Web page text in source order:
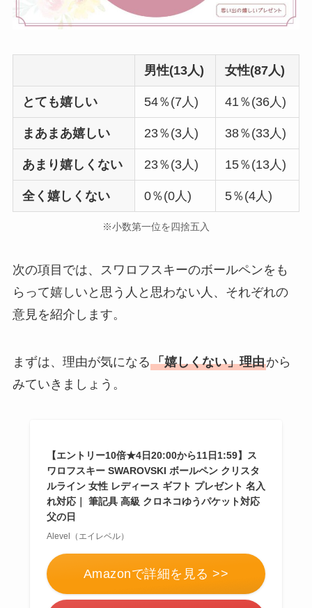
男性(13人) 女性(87人)
とても嬉しい 54％(7人) 41％(36人)
まあまあ嬉しい 23％(3人) 38％(33人)
あまり嬉しくない 23％(3人) 15％(13人)
全く嬉しくない 0％(0人) 5％(4人)
※小数第一位を四捨五入
次の項目では、スワロフスキーのボールペンをも
らって嬉しいと思う人と思わない人、それぞれの
意見を紹介します。
まずは、理由が気になる「嬉しくない」理由から
みていきましょう。
【エントリー10倍★4日20:00から11日1:59】ス
ワロフスキー SWAROVSKI ボールペン クリスタ
ルライン 女性 レディース ギフト プレゼント 名入
れ対応｜ 筆記具 高級 クロネコゆうパケット対応
父の日
Alevel（エイレベル）
Amazonで詳細を見る >>